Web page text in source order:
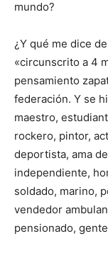
mundo?
¿Y qué me dice
«circunscrito a 4
pensamiento
federación. Y se
maestro,
rockero, pintor,
deportista, ama
independiente,
soldado, marino,
vendedor
pensionado,